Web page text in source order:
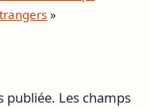
»
publiée. Les champs